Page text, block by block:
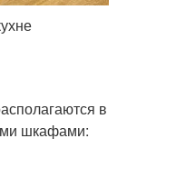
в
шкафами: